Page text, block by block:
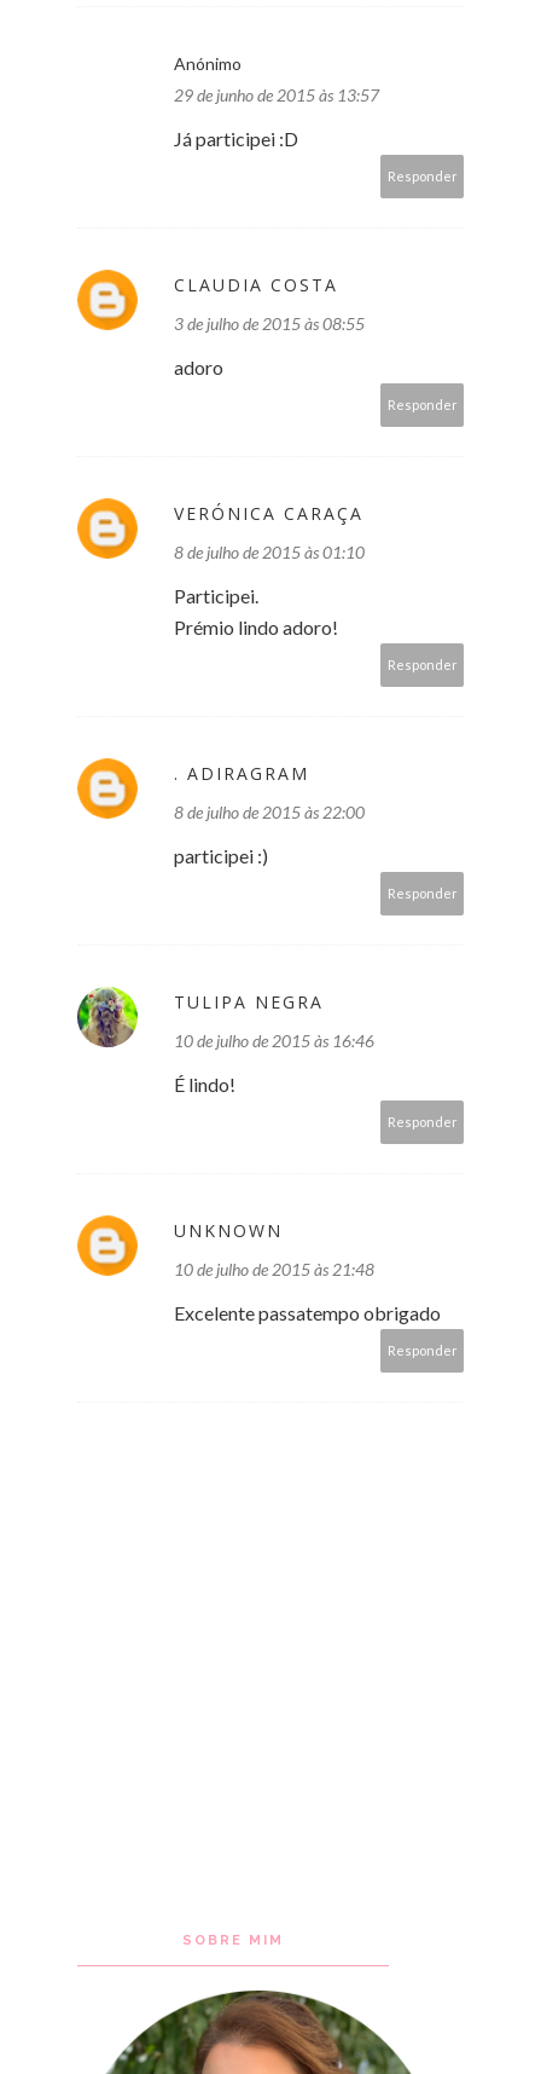
Anónimo
29 de junho de 2015 às 13:57
Já participei :D
Responder
CLAUDIA COSTA
3 de julho de 2015 às 08:55
adoro
Responder
VERÓNICA CARAÇA
8 de julho de 2015 às 01:10
Participei.
Prémio lindo adoro!
Responder
. ADIRAGRAM
8 de julho de 2015 às 22:00
participei :)
Responder
TULIPA NEGRA
10 de julho de 2015 às 16:46
É lindo!
Responder
UNKNOWN
10 de julho de 2015 às 21:48
Excelente passatempo obrigado
Responder
SOBRE MIM